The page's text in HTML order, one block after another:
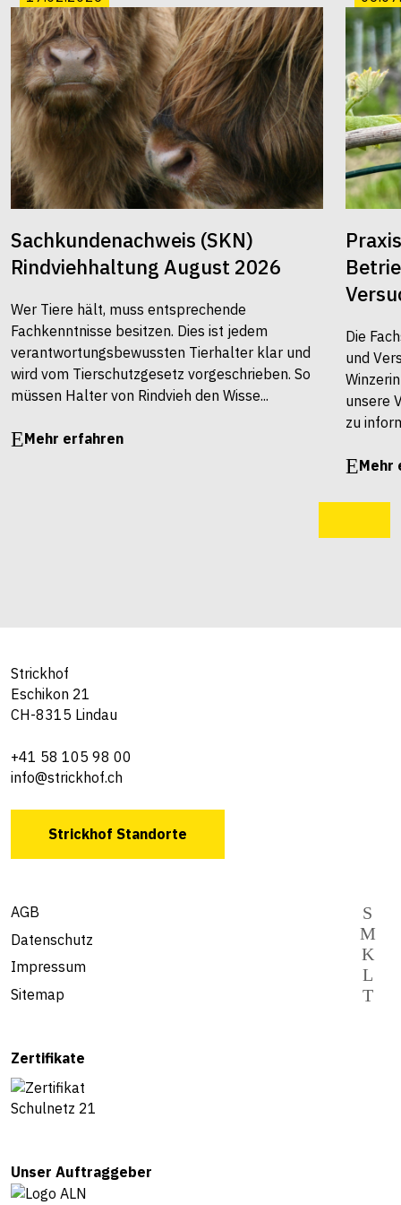
Sachkundenachweis (SKN)
Rindviehhaltung August 2026
Wer Tiere hält, muss entsprechende
Fachkenntnisse besitzen. Dies ist jedem
verantwortungsbewussten Tierhalter klar und
wird vom Tierschutzgesetz vorgeschrieben. So
müssen Halter von Rindvieh den Wisse...
Mehr erfahren
Die
und
unsere
zu
Mehr
Strickhof
Eschikon 21
CH-8315 Lindau
+41 58 105 98 00
info@strickhof.ch
Strickhof Standorte
AGB
Datenschutz
Impressum
Sitemap
Zertifikate
Unser Auftraggeber